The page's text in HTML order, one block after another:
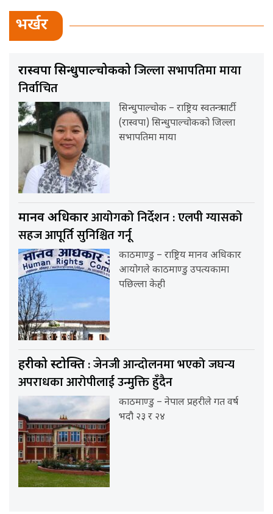
भर्खर
रास्वपा सिन्धुपाल्चोककोजिल्ला सभापतिमा माया
निर्वाचित
सिन्धुपाल्चोक – राष्ट्रिय स्वतन्त्र पार्टी
(रास्वपा) सिन्धुपाल्चोकको जिल्ला
सभापतिमा माया
मानव अधिकारआयोगको निर्देशन : एलपी ग्यासको
सहज आपूर्ति सुनिश्चित गर्नू
काठमाण्डु – राष्ट्रिय मानव अधिकार
आयोगले काठमाण्डु उपत्यकामा
पछिल्ला केही
प्रहरीको प्रस्टोक्ति : जेनजी आन्दोलनमा भएको जघन्य
अपराधका आरोपीलाई उन्मुक्ति हुँदैन
काठमाण्डु – नेपाल प्रहरीले गत वर्ष
भदौ २३ र २४